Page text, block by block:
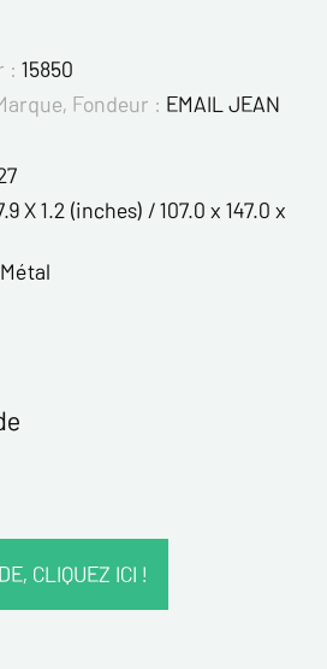
: 15850
Fondeur : EMAIL JEAN
X 1.2 (inches) / 107.0 x 147.0 x
Métal
CLIQUEZ ICI !